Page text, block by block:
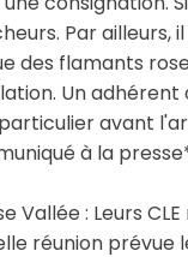
Par ailleurs,
des flamants
Un
avant
à la
Vallée : Leurs
réunion prévue